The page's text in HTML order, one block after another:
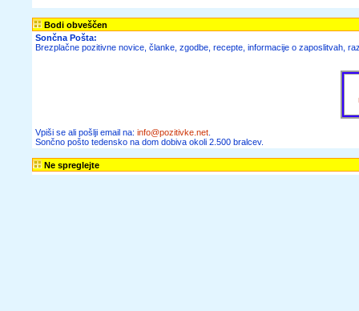
Bodi obveščen
Sončna Pošta:
Brezplačne pozitivne novice, članke, zgodbe, recepte, informacije o zaposlitvah,
Vpiši se ali pošlji email na: info@pozitivke.net
Sončno pošto tedensko na dom dobiva okoli 2.500 bralcev.
Ne spreglejte